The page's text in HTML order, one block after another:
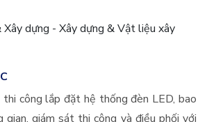
Xây dựng - Xây dựng & Vật liệu xây
công lắp đặt hệ thống đèn LED, bao
giám sát thi công và điều phối với